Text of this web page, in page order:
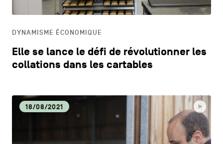
DYNAMISME ÉCONOMIQUE
Elle se lance le défi de révolutionner les
collations dans les cartables
18/08/2021